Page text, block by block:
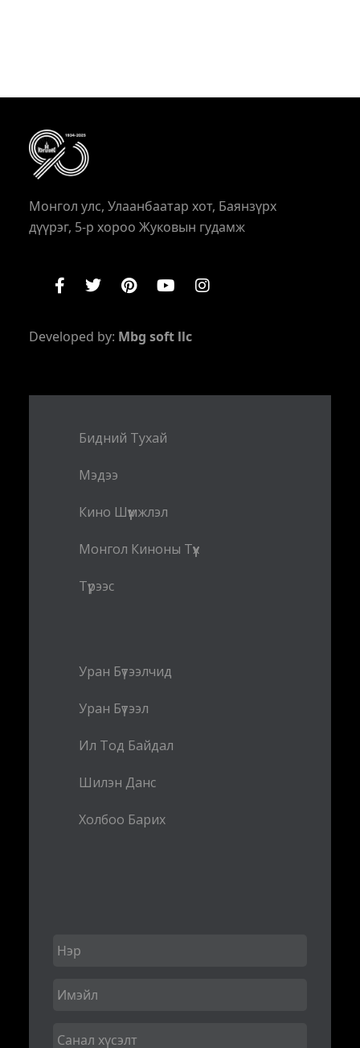
Монгол улс, Улаанбаатар хот, Баянзүрх
дүүрэг, 5-р хороо Жуковын гудамж
Developed by: Mbg soft llc
Бидний Тухай
Мэдээ
Кино Шүүмжлэл
Монгол Киноны Түүх
Түрээс
Уран Бүтээлчид
Уран Бүтээл
Ил Тод Байдал
Шилэн Данс
Холбоо Барих